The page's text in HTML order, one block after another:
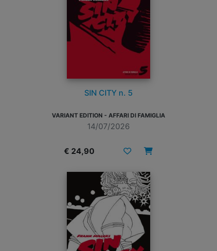
SIN CITY n. 5
VARIANT EDITION - AFFARI DI FAMIGLIA
14/07/2026
€ 24,90